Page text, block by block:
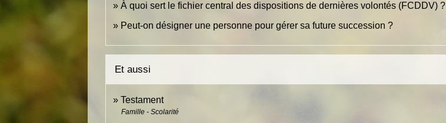
À quoi sert le fichier central des dispositions de dernières volontés (FCDDV) ?
Peut-on désigner une personne pour gérer sa future succession ?
Et aussi
Testament
Famille - Scolarité